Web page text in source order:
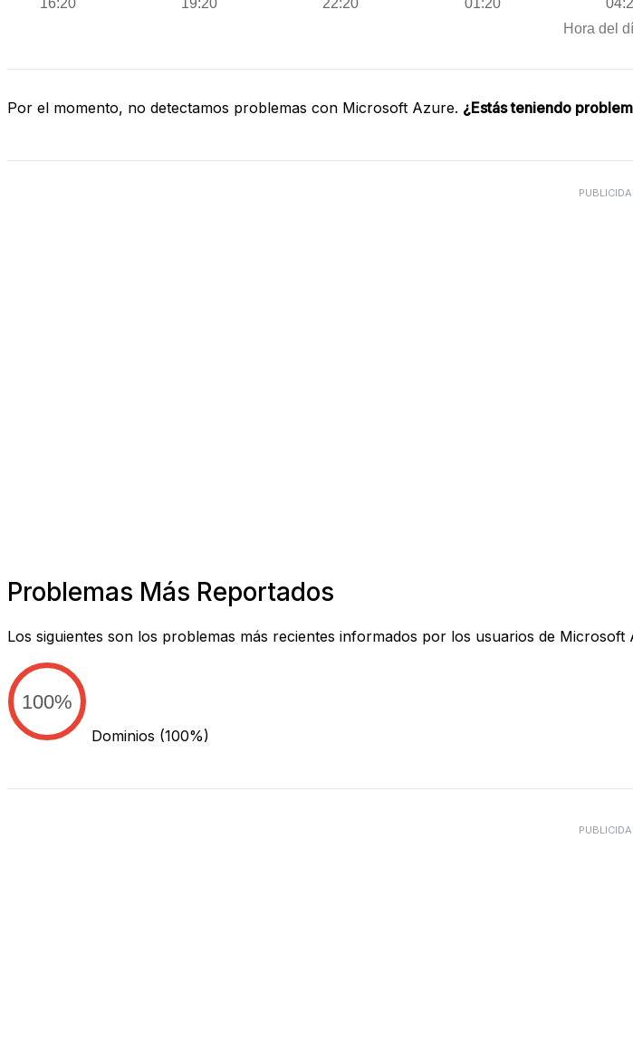
Por el momento, no detectamos problemas con Microsoft Azure. ¿Estás teniendo
Problemas Más Reportados
Los siguientes son los problemas más recientes informados por los usuarios de
100%
Dominios (100%)